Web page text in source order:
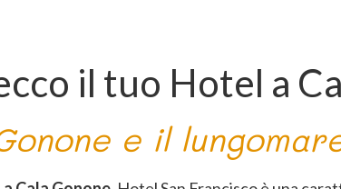
il tuo Hotel a
e il